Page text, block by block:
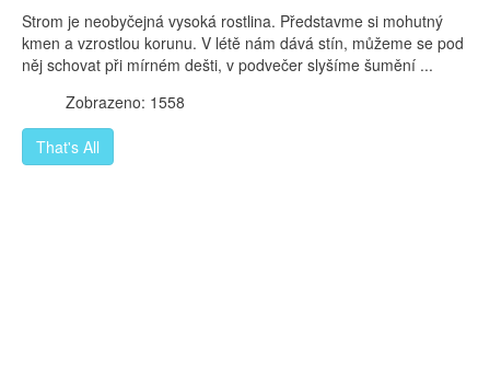
Strom je neobyčejná vysoká rostlina. Představme si mohutný
kmen a vzrostlou korunu. V létě nám dává stín, můžeme se pod
něj schovat při mírném dešti, v podvečer slyšíme šumění ...
Zobrazeno: 1558
That's All